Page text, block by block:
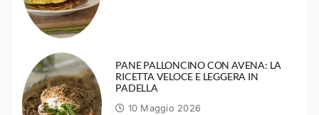
PANE PALLONCINO CON AVENA: LA
RICETTA VELOCE E LEGGERA IN
PADELLA
10 Maggio 2026